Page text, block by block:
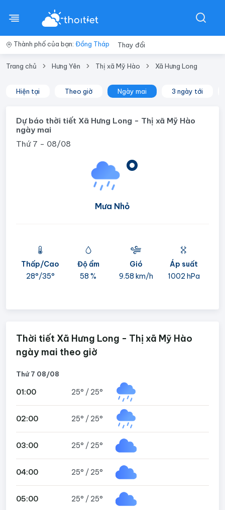
Thành phố của bạn: Đồng Tháp Thay đổi
Trang chủ Hưng Yên Thị xã Mỹ Hào Xã Hưng Long
Hiện tại Theo giờ Ngày mai 3 ngày tới
Dự báo thời tiết Xã Hưng Long - Thị xã Mỹ Hào
ngày mai
Thứ 7 - 08/08
°
Mưa Nhỏ
Thấp/Cao
28°/35°
Độ ẩm
58 %
Gió
9.58 km/h
Áp suất
1002 hPa
Thời tiết Xã Hưng Long - Thị xã Mỹ Hào
ngày mai theo giờ
Thứ 7 08/08
01:00 25° / 25°
02:00 25° / 25°
03:00 25° / 25°
04:00 25° / 25°
05:00 25° / 25°